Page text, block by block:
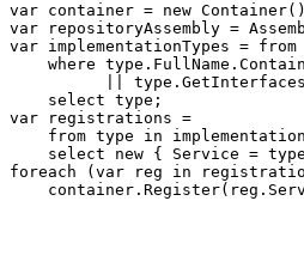
var container = new
var repositoryAssembly =
var implementationTypes =
where
||
    select type;
var registrations =
from type in
select new { Service =
foreach (var reg in